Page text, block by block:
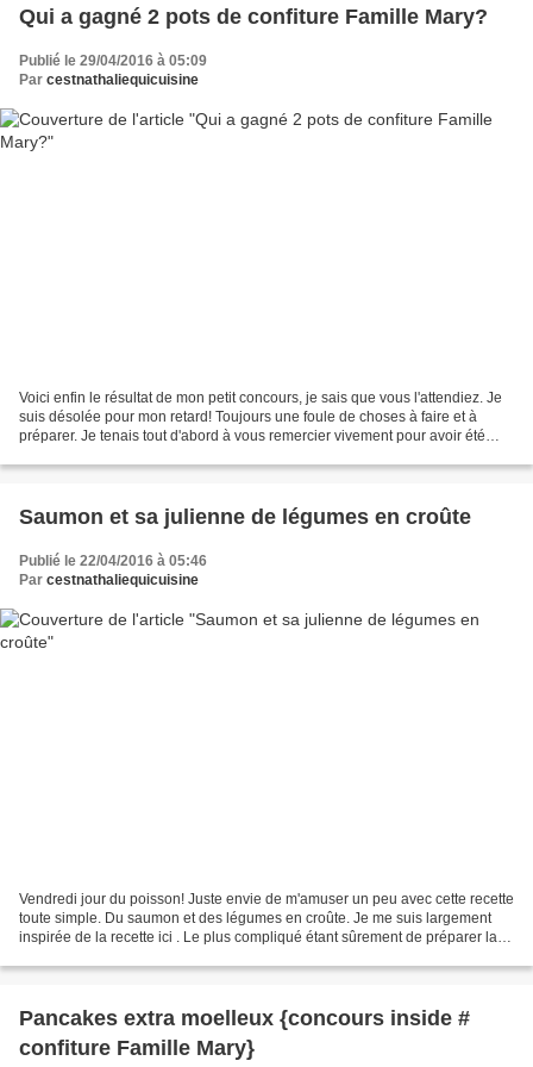
Qui a gagné 2 pots de confiture Famille Mary?
Publié le 29/04/2016 à 05:09
Par cestnathaliequicuisine
Voici enfin le résultat de mon petit concours, je sais que vous l'attendiez. Je
suis désolée pour mon retard! Toujours une foule de choses à faire et à
préparer. Je tenais tout d'abord à vous remercier vivement pour avoir été
Saumon et sa julienne de légumes en croûte
Publié le 22/04/2016 à 05:46
Par cestnathaliequicuisine
Vendredi jour du poisson! Juste envie de m'amuser un peu avec cette recette
toute simple. Du saumon et des légumes en croûte. Je me suis largement
inspirée de la recette ici . Le plus compliqué étant sûrement de préparer la
Pancakes extra moelleux {concours inside #
confiture Famille Mary}